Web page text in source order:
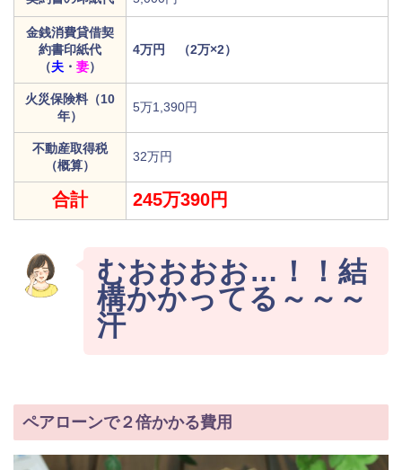
金銭消費貸借契
約書印紙代
（夫 ・ 妻）
4万円 （2万×2）
火災保険料（10
年）
5万1,390円
不動産取得税
（概算）
32万円
合計 245万390円
むおおおお…！！結
構かかってる～～～
汗
ペアローンで２倍かかる費用